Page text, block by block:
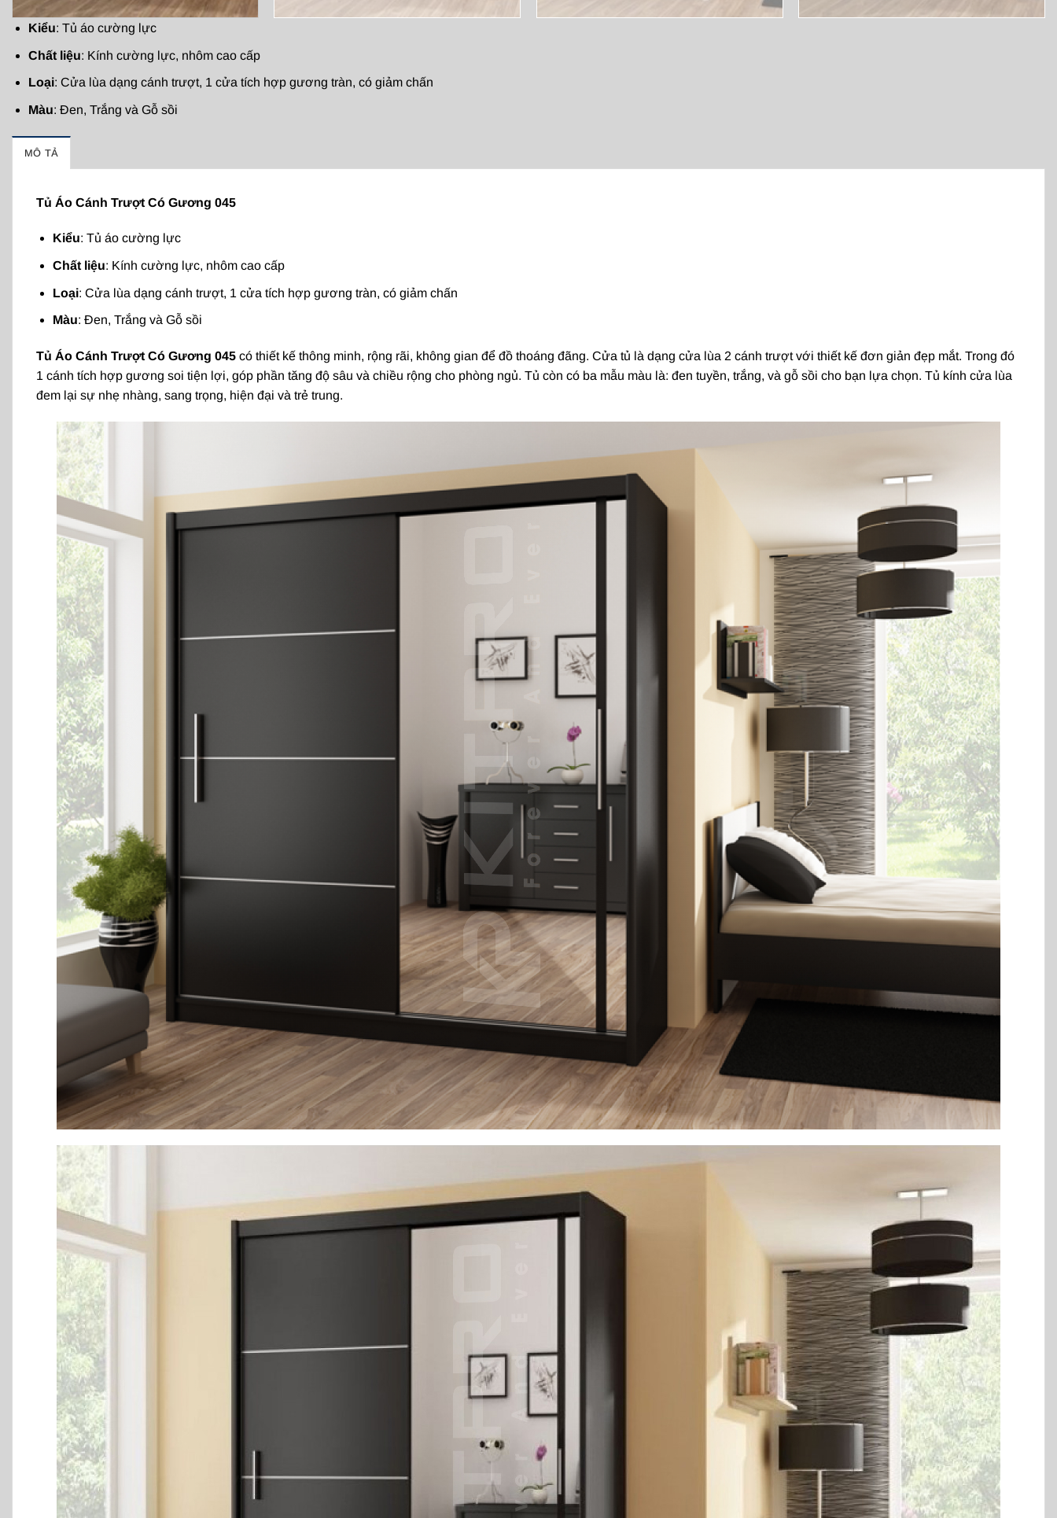
Kiểu: Tủ áo cường lực
Chất liệu: Kính cường lực, nhôm cao cấp
Loại: Cửa lùa dạng cánh trượt, 1 cửa tích hợp gương tràn, có giảm chấn
Màu: Đen, Trắng và Gỗ sồi
MÔ TẢ
Tủ Áo Cánh Trượt Có Gương 045
Kiểu: Tủ áo cường lực
Chất liệu: Kính cường lực, nhôm cao cấp
Loại: Cửa lùa dạng cánh trượt, 1 cửa tích hợp gương tràn, có giảm chấn
Màu: Đen, Trắng và Gỗ sồi
Tủ Áo Cánh Trượt Có Gương 045 có thiết kế thông minh, rộng rãi, không gian để đồ thoáng đãng. Cửa tủ là dạng cửa lùa 2 cánh trượt với thiết kế đơn giản đẹp mắt. Trong đó
1 cánh tích hợp gương soi tiện lợi, góp phần tăng độ sâu và chiều rộng cho phòng ngủ. Tủ còn có ba mẫu màu là: đen tuyền, trắng, và gỗ sồi cho bạn lựa chọn. Tủ kính cửa lùa
đem lại sự nhẹ nhàng, sang trọng, hiện đại và trẻ trung.